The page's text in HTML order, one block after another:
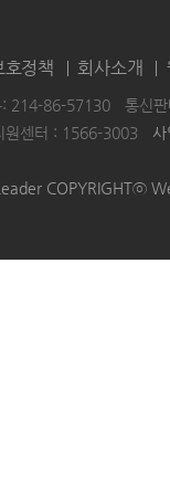
호정책 회사소개
: 214-86-57130
통신
원센터 : 1566-3003
COPYRIGHTⓒ